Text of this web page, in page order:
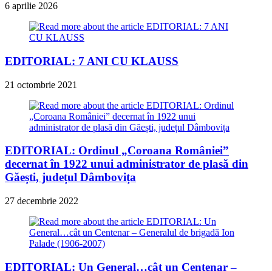
6 aprilie 2026
EDITORIAL: 7 ANI CU KLAUSS
21 octombrie 2021
EDITORIAL: Ordinul „Coroana României”
decernat în 1922 unui administrator de plasă din
Găești, județul Dâmbovița
27 decembrie 2022
EDITORIAL: Un General…cât un Centenar –